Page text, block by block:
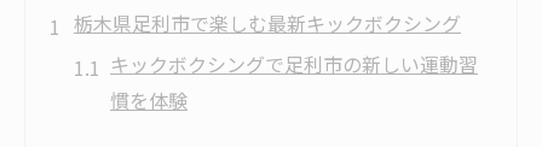
栃木県足利市で楽しむ最新キックボクシング
キックボクシングで足利市の新しい運動習
慣を体験
足利で話題のキックボクシングジムの魅力